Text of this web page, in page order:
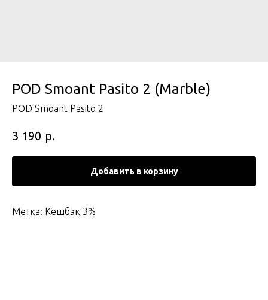
POD Smoant Pasito 2 (Marble)
POD Smoant Pasito 2
3 190 р.
Добавить в корзину
Метка: Кешбэк 3%